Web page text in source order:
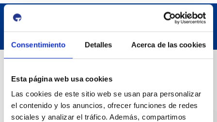
Consentimiento Detalles Acerca de las cookies
Esta página web usa cookies
Las cookies de este sitio web se usan para personalizar
el contenido y los anuncios, ofrecer funciones de redes
sociales y analizar el tráfico. Además, compartimos
Dirección
Passeig de l'Escullera s/n, 43004 Tarragona